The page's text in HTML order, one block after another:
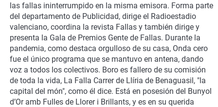
El colegio invisible
La rosa de los vientos
Gente viajera
Como el perro y el
Esto no ha pasado
Caso
Retornados
Equipo de
Operación Viuda
Comunitat Valenciana
Extremadura
Galicia
La Rioja
Navarra
País Vasco
Medio ambiente
Virales
Televisión
Elecciones
las fallas ininterrumpido en la misma emisora. Forma parte
del departamento de Publicidad, dirige el Radioestadio
valenciano, coordina la revista Fallas y también dirige y
presenta la Gala de Premios Gente de Fallas. Durante la
pandemia, como destaca orgulloso de su casa, Onda cero
fue el único programa que se mantuvo en antena, dando
voz a todos los colectivos. Boro es fallero de su comisión
de toda la vida, La Falla Carrer de Llíria de Benaguasil, "la
capital del món", como él dice. Está en posesión del Bunyol
d’Or amb Fulles de Llorer i Brillants, y es en su querida